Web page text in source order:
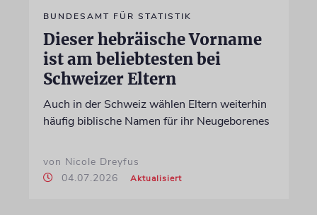
BUNDESAMT FÜR STATISTIK
Dieser hebräische Vorname
ist am beliebtesten bei
Schweizer Eltern
Auch in der Schweiz wählen Eltern weiterhin
häufig biblische Namen für ihr Neugeborenes
von Nicole Dreyfus
04.07.2026
Aktualisiert